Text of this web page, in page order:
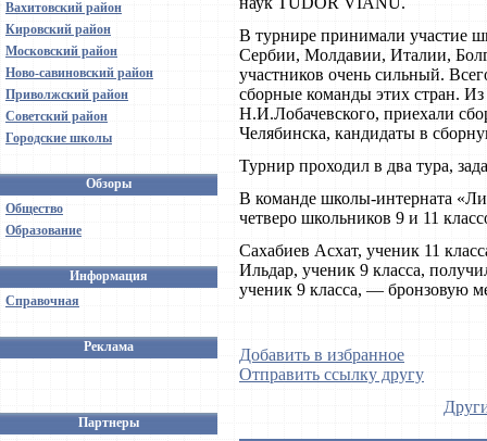
Вахитовский район
Кировский район
Московский район
Ново-савиновский район
Приволжский район
Советский район
Городские школы
Обзоры
Общество
Образование
Информация
Справочная
Реклама
Партнеры
В турнире принимали участие
Сербии, Молдавии, Италии,
участников очень сильный.
сборные команды этих стран.
Н.И.Лобачевского, приехали
Челябинска, кандидаты в
Турнир проходил в два тура,
В команде школы-интерната
четверо школьников 9 и 11
Сахабиев Асхат, ученик 11
Ильдар, ученик 9 класса,
ученик 9 класса, — бронзовую
Добавить в избранное
Отправить ссылку другу